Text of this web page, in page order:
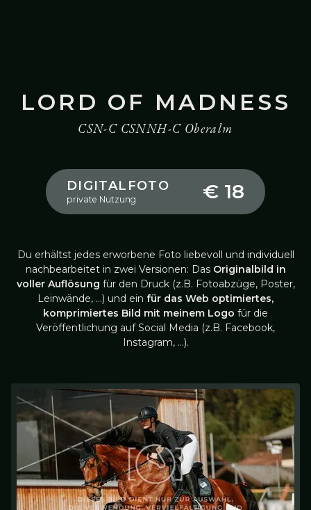
LORD OF MADNESS
CSN-C CSNNH-C Oberalm
DIGITALFOTO
private Nutzung € 18
Du erhältst jedes erworbene Foto liebevoll und individuell
nachbearbeitet in zwei Versionen: Das Originalbild in
voller Auflösung für den Druck (z.B. Fotoabzüge, Poster,
Leinwände, …) und ein für das Web optimiertes,
komprimiertes Bild mit meinem Logo für die
Veröffentlichung auf Social Media (z.B. Facebook,
Instagram, …).